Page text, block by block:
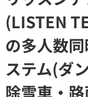
(LISTEN
の多人数
ステム(ダ
除雪車・